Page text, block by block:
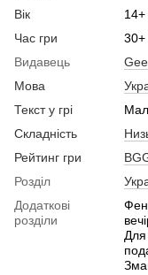
Вік
14+
Час гри
30+
Видавець
Мова
Текст у грі
Складність
Рейтинг гри
Розділ
Додаткові
розділи
Для